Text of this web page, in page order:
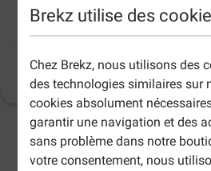
Brekz utilise des
Chez Brekz, nous utilisons des
des technologies similaires sur
cookies absolument
garantir une navigation et des
sans problème dans notre
votre consentement, nous
Hill's Sterilised Adult au
2-5 jours ouvrables